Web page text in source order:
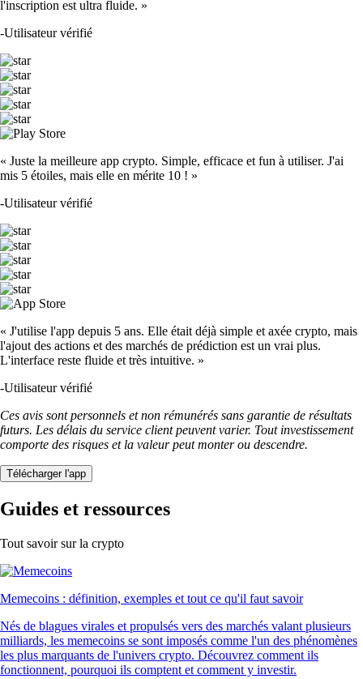
l'inscription est ultra fluide. »
-Utilisateur vérifié
« Juste la meilleure app crypto. Simple, efficace et fun à utiliser. J'ai
mis 5 étoiles, mais elle en mérite 10 ! »
-Utilisateur vérifié
« J'utilise l'app depuis 5 ans. Elle était déjà simple et axée crypto, mais
l'ajout des actions et des marchés de prédiction est un vrai plus.
L'interface reste fluide et très intuitive. »
-Utilisateur vérifié
Ces avis sont personnels et non rémunérés sans garantie de résultats
futurs. Les délais du service client peuvent varier. Tout investissement
comporte des risques et la valeur peut monter ou descendre.
Télécharger l'app
Guides et ressources
Tout savoir sur la crypto
Memecoins : définition, exemples et tout ce qu'il faut savoir
Nés de blagues virales et propulsés vers des marchés valant plusieurs
milliards, les memecoins se sont imposés comme l'un des phénomènes
les plus marquants de l'univers crypto. Découvrez comment ils
fonctionnent, pourquoi ils comptent et comment y investir.